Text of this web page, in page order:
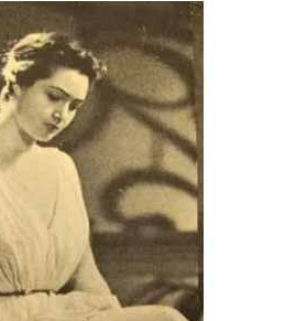
1953
- 1962